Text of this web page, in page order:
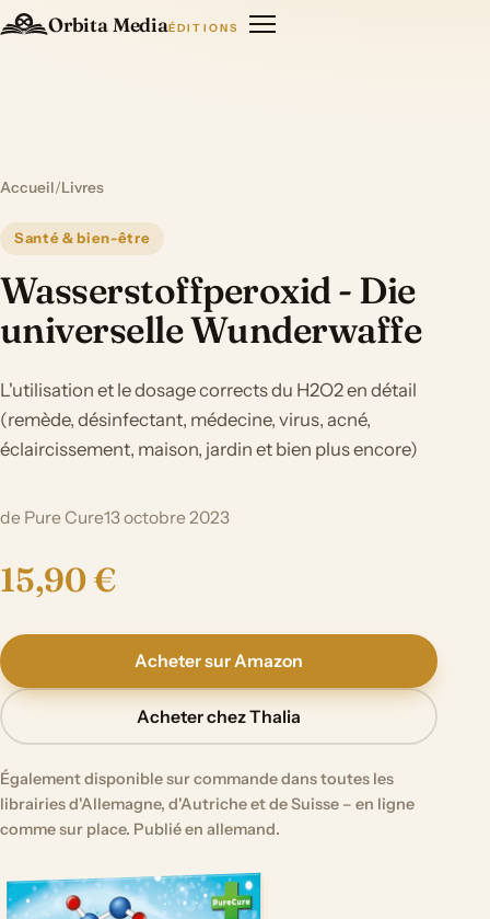
Orbita MediaÉDITIONS
Accueil/Livres
Santé & bien-être
Wasserstoffperoxid - Die
universelle Wunderwaffe
L'utilisation et le dosage corrects du H2O2 en détail
(remède, désinfectant, médecine, virus, acné,
éclaircissement, maison, jardin et bien plus encore)
de Pure Cure13 octobre 2023
15,90 €
Acheter sur Amazon
Acheter chez Thalia
Également disponible sur commande dans toutes les
librairies d'Allemagne, d'Autriche et de Suisse – en ligne
comme sur place. Publié en allemand.